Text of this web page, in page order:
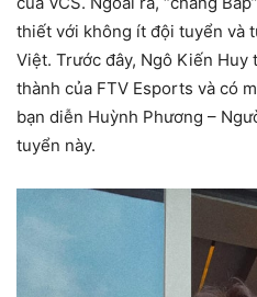
thiết với không ít đội tuyển và
Việt. Trước đây, Ngô Kiến
thành của FTV Esports và có
bạn diễn Huỳnh Phương –
tuyển này.